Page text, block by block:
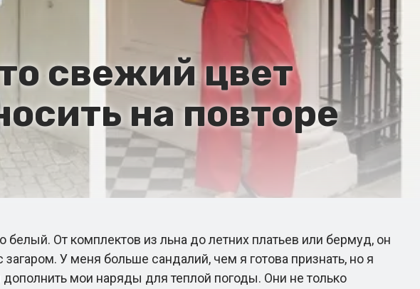
свежий цвет
на повторе
От комплектов из льна до летних платьев или бермуд, он
У меня больше сандалий, чем я готова признать, но я
мои наряды для теплой погоды. Они не только